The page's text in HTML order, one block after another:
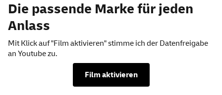
Die passende Marke für jeden
Anlass
Mit Klick auf "Film aktivieren" stimme ich der Datenfreigabe
an Youtube zu.
Film aktivieren